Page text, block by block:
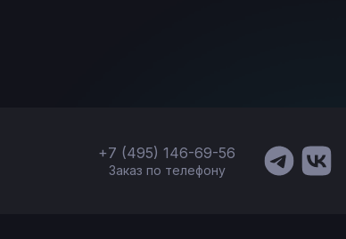
+7 (495) 146-69-56
Заказ по телефону